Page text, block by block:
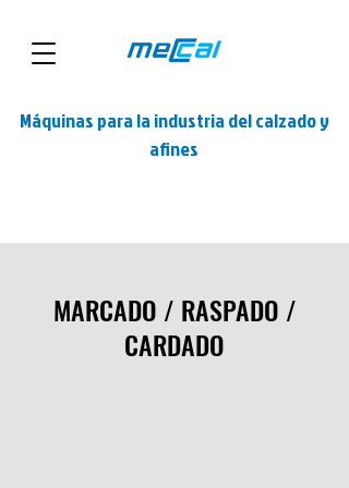
Máquinas para la industria del calzado y
afines
MARCADO / RASPADO /
CARDADO